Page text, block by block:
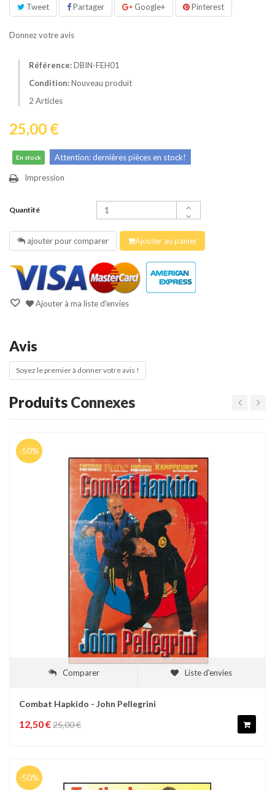
Tweet Partager Google+ Pinterest
Donnez votre avis
Référence:DBIN-FEH01
Condition:Nouveau produit
2 Articles
25,00 €
En stock Attention: dernières pièces en stock!
Impression
Quantité
ajouter pour comparer Ajouter au panier
Ajouter à ma liste d'envies
Avis
Soyez le premier à donner votre avis !
Produits Connexes
-50%
Comparer Liste d'envies
Combat Hapkido - John Pellegrini
12,50 €25,00 €
-50%